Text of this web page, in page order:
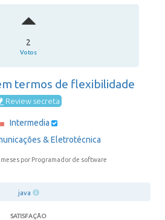
2
Votos
termos de flexibilidade
Review secreta
Intermedia
·
& Eletrotécnica
por Programador de software
java
SATISFAÇÃO